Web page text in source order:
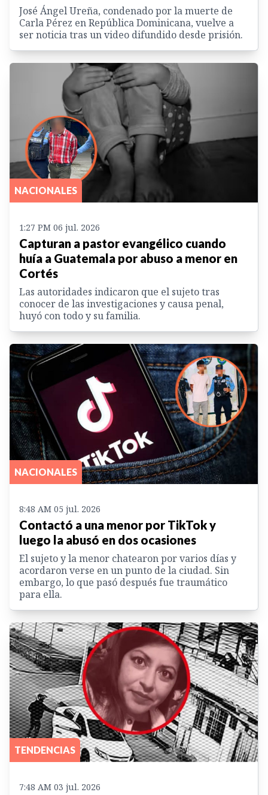
José Ángel Ureña, condenado por la muerte de
Carla Pérez en República Dominicana, vuelve a
ser noticia tras un video difundido desde prisión.
NACIONALES
1:27 PM 06 jul. 2026
Capturan a pastor evangélico cuando
huía a Guatemala por abuso a menor en
Cortés
Las autoridades indicaron que el sujeto tras
conocer de las investigaciones y causa penal,
huyó con todo y su familia.
NACIONALES
8:48 AM 05 jul. 2026
Contactó a una menor por TikTok y
luego la abusó en dos ocasiones
El sujeto y la menor chatearon por varios días y
acordaron verse en un punto de la ciudad. Sin
embargo, lo que pasó después fue traumático
para ella.
TENDENCIAS
7:48 AM 03 jul. 2026